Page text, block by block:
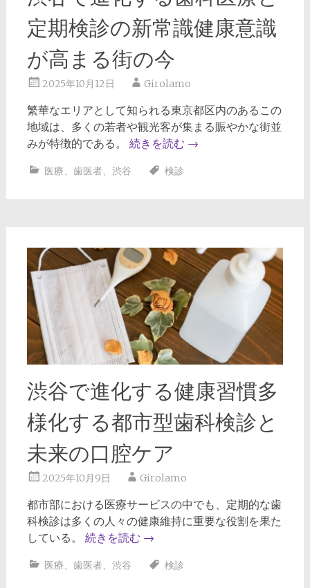
定期検診の新常識健康意識
が高まる街の今
2025年10月12日 Girolamo
繁華なエリアとして知られる東京都区内のあるこの
地域は、多くの若者や観光客が集まる賑やかな街並
みが特徴的である。 続きを読む →
医療、 歯医者、 渋谷 検診
渋谷で進化する健康習慣多
様化する都市型歯科検診と
未来の口腔ケア
2025年10月9日 Girolamo
都市部における医療サービスの中でも、定期的な歯
科検診は多くの人々の健康維持に重要な役割を果た
している。 続きを読む →
医療、 歯医者、 渋谷 検診